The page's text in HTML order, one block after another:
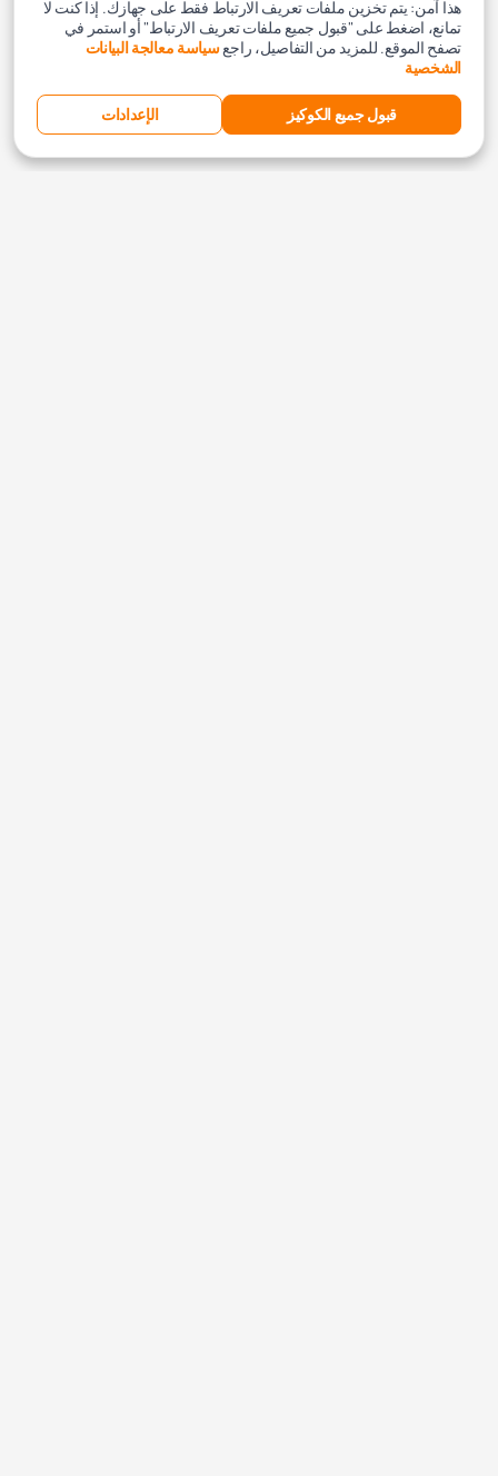
هذا آمن: يتم تخزين ملفات تعريف الارتباط فقط على جهازك. إذا كنت لا
تمانع، اضغط على "قبول جميع ملفات تعريف الارتباط" أو استمر في
تصفح الموقع. للمزيد من التفاصيل، راجعسياسة معالجة البيانات
الشخصية
قبول جميع الكوكيز الإعدادات